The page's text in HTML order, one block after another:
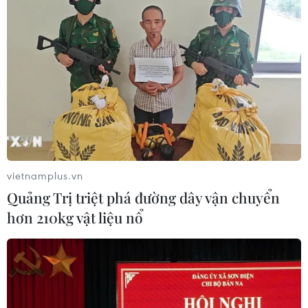
05/08/2026 03:26
Báo Argentina nói ngành vật liệu
công nghệ cao Việt Nam "hút" đầu tư
nước ngoài
05/08/2026 03:11
CƠ QUAN CHỦ QUẢN: THÔNG TẤN XÃ VIỆT NAM
vietnamplus.vn
Quảng Trị triệt phá đường dây vận chuyển
hơn 210kg vật liệu nổ